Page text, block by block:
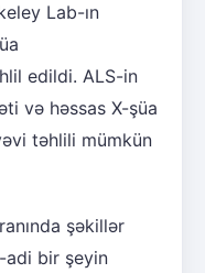
Lab-ın
edildi. ALS-in
və həssas X-şüa
təhlili mümkün
şəkillər
adi bir şeyin